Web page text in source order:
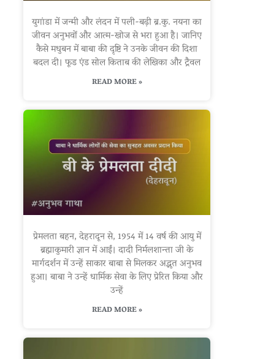
युगांडा में जन्मी और लंदन में पली-बढ़ी ब्र.कु. नयना का
जीवन अनुभवों और आत्म-खोज से भरा हुआ है। जानिए
कैसे मधुबन में बाबा की दृष्टि ने उनके जीवन की दिशा
बदल दी। फूड एंड सोल किताब की लेखिका और ट्रैवल
READ MORE »
प्रेमलता बहन, देहरादून से, 1954 में 14 वर्ष की आयु में
ब्रह्माकुमारी ज्ञान में आईं। दादी निर्मलशान्ता जी के
मार्गदर्शन में उन्हें साकार बाबा से मिलकर अद्भुत अनुभव
हुआ। बाबा ने उन्हें धार्मिक सेवा के लिए प्रेरित किया और
उन्हें
READ MORE »